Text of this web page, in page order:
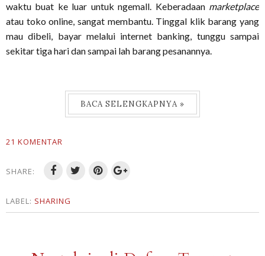
waktu buat ke luar untuk ngemall. Keberadaan marketplace
atau toko online, sangat membantu. Tinggal klik barang yang
mau dibeli, bayar melalui internet banking, tunggu sampai
sekitar tiga hari dan sampai lah barang pesanannya.
BACA SELENGKAPNYA »
21 KOMENTAR
SHARE:
LABEL: SHARING